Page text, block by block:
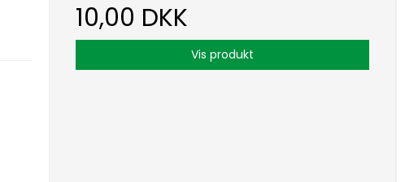
10,00 DKK
Vis produkt